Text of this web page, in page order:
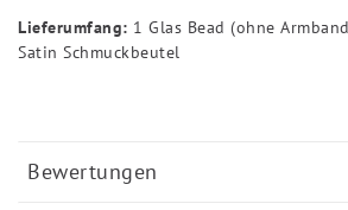
Bewertungen
Lieferumfang: 1 Glas Bead (ohne
Satin Schmuckbeutel